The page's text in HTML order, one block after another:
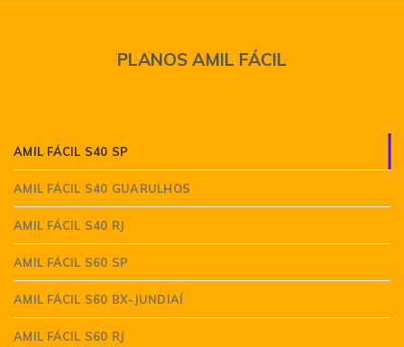
PLANOS AMIL FÁCIL
AMIL FÁCIL S40 SP
AMIL FÁCIL S40 GUARULHOS
AMIL FÁCIL S40 RJ
AMIL FÁCIL S60 SP
AMIL FÁCIL S60 BX-JUNDIAÍ
AMIL FÁCIL S60 RJ